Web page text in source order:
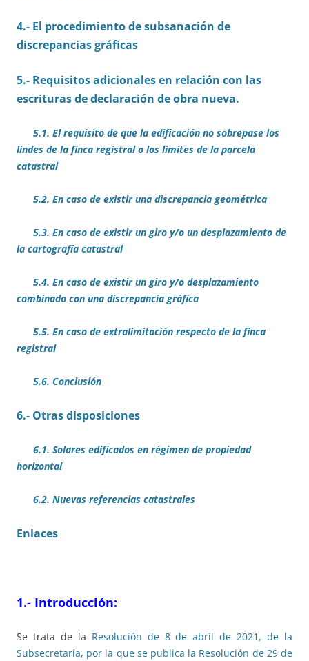
4.- El procedimiento de subsanación de
discrepancias gráficas
5.- Requisitos adicionales en relación con las
escrituras de declaración de obra nueva.
5.1. El requisito de que la edificación no sobrepase los
lindes de la finca registral o los límites de la parcela
catastral
5.2. En caso de existir una discrepancia geométrica
5.3. En caso de existir un giro y/o un desplazamiento de
la cartografía catastral
5.4. En caso de existir un giro y/o desplazamiento
combinado con una discrepancia gráfica
5.5. En caso de extralimitación respecto de la finca
registral
5.6. Conclusión
6.- Otras disposiciones
6.1. Solares edificados en régimen de propiedad
horizontal
6.2. Nuevas referencias catastrales
Enlaces
1.- Introducción:
Se trata de la Resolución de 8 de abril de 2021, de la
Subsecretaría, por la que se publica la Resolución de 29 de